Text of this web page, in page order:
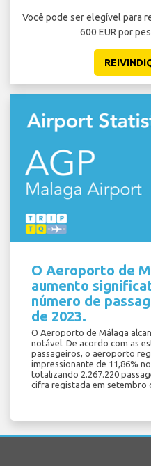
Você pode ser elegível para
600 EUR por
O Aeroporto de
aumento
número de
de 2023.
O Aeroporto de Málaga
notável. De acordo com as
passageiros, o aeroporto
impressionante de 11,86%
totalizando 2.267.220
cifra registada em setembro